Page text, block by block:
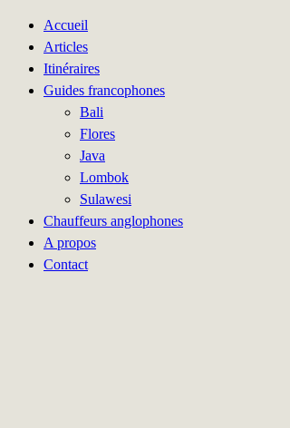
Accueil
Articles
Itinéraires
Guides francophones
Bali
Flores
Java
Lombok
Sulawesi
Chauffeurs anglophones
A propos
Contact